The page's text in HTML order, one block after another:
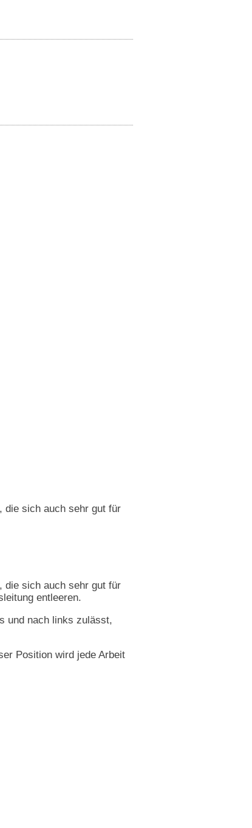
die sich auch sehr gut für
die sich auch sehr gut für
entleeren.
und nach links zulässt,
Position wird jede Arbeit